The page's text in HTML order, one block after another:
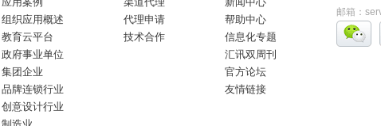
组织应用概述
教育云平台
政府事业单位
集团企业
品牌连锁行业
创意设计行业
代理申请
技术合作
帮助中心
信息化专题
汇讯双周刊
官方论坛
友情链接
邮箱：